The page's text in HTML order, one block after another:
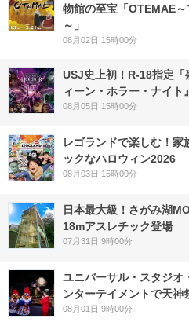
物館の至宝「OTEMAE
～」
08月02日 15時00分
USJ史上初！R-18指定
ィーン・ホラー・ナイト
08月05日 15時00分
レゴランドで楽しむ！家
ックなハロウィン2026
08月03日 15時00分
日本最大級！さがみ湖
18mアスレチック登場
07月31日 9時00分
ユニバーサル・スタジオ
ンターテイメントで天神
08月01日 9時00分